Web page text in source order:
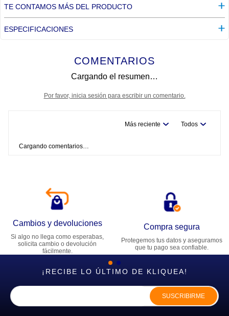
TE CONTAMOS MÁS DEL PRODUCTO
ESPECIFICACIONES
COMENTARIOS
Cargando el resumen…
Por favor, inicia sesión para escribir un comentario.
Más reciente Todos
Cargando comentarios…
Cambios y devoluciones
Si algo no llega como esperabas,
solicita cambio o devolución
fácilmente.
Compra segura
Protegemos tus datos y aseguramos
que tu pago sea confiable.
¡RECIBE LO ÚLTIMO DE KLIQUEA!
SUSCRIBIRME